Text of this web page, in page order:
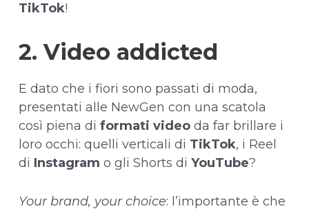
TikTok!
2. Video addicted
E dato che i fiori sono passati di moda,
presentati alle NewGen con una scatola
così piena diformati videoda far brillare i
loro occhi: quelli verticali di TikTok, i Reel
di Instagramo gli Shorts diYouTube?
Your brand, your choice: l’importante è che